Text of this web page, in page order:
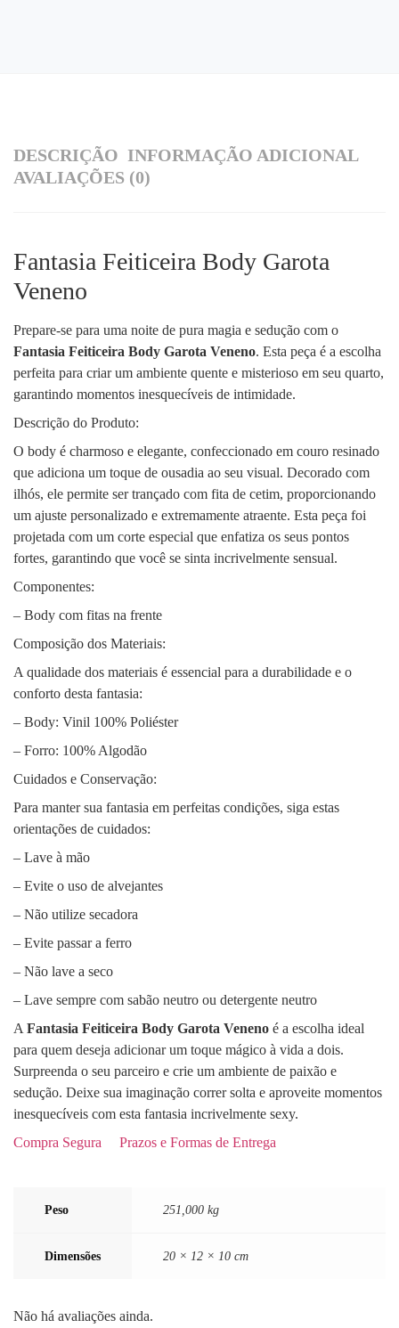
DESCRIÇÃO INFORMAÇÃO ADICIONAL
AVALIAÇÕES (0)
Fantasia Feiticeira Body Garota
Veneno
Prepare-se para uma noite de pura magia e sedução com o
Fantasia Feiticeira Body Garota Veneno. Esta peça é a escolha
perfeita para criar um ambiente quente e misterioso em seu quarto,
garantindo momentos inesquecíveis de intimidade.
Descrição do Produto:
O body é charmoso e elegante, confeccionado em couro resinado
que adiciona um toque de ousadia ao seu visual. Decorado com
ilhós, ele permite ser trançado com fita de cetim, proporcionando
um ajuste personalizado e extremamente atraente. Esta peça foi
projetada com um corte especial que enfatiza os seus pontos
fortes, garantindo que você se sinta incrivelmente sensual.
Componentes:
– Body com fitas na frente
Composição dos Materiais:
A qualidade dos materiais é essencial para a durabilidade e o
conforto desta fantasia:
– Body: Vinil 100% Poliéster
– Forro: 100% Algodão
Cuidados e Conservação:
Para manter sua fantasia em perfeitas condições, siga estas
orientações de cuidados:
– Lave à mão
– Evite o uso de alvejantes
– Não utilize secadora
– Evite passar a ferro
– Não lave a seco
– Lave sempre com sabão neutro ou detergente neutro
A Fantasia Feiticeira Body Garota Veneno é a escolha ideal
para quem deseja adicionar um toque mágico à vida a dois.
Surpreenda o seu parceiro e crie um ambiente de paixão e
sedução. Deixe sua imaginação correr solta e aproveite momentos
inesquecíveis com esta fantasia incrivelmente sexy.
Compra Segura
Prazos e Formas de Entrega
Peso 251,000 kg
Dimensões 20 × 12 × 10 cm
Não há avaliações ainda.